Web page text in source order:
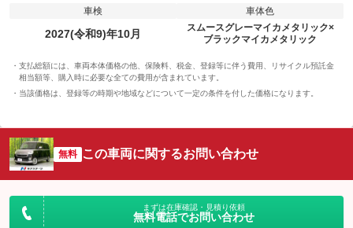
車検
2027(令和9)年10月
車体色
スムースグレーマイカメタリック×
ブラックマイカメタリック
支払総額には、車両本体価格の他、保険料、税金、登録等に伴う費用、リサイクル預託金
相当額等、購入時に必要な全ての費用が含まれています。
当該価格は、登録等の時期や地域などについて一定の条件を付した価格になります。
無料 この車両に関するお問い合わせ
まずは在庫確認・見積り依頼
無料電話でお問い合わせ